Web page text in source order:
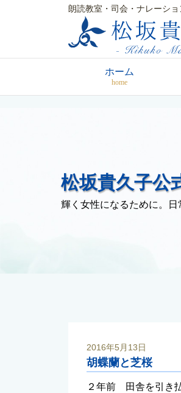
朗読教室・司会・ナレーシ
ホーム
home
松坂貴久子
輝く女性になるために。
2016年5月13日
胡蝶蘭と芝桜
２年前 田舎を引き